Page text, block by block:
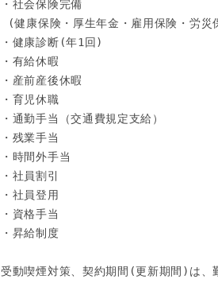
・社会保険完備
(健康保険・厚生年金・雇用保険・労災
・健康診断(年1回)
・有給休暇
・産前産後休暇
・育児休職
・通勤手当（交通費規定支給）
・残業手当
・時間外手当
・社員割引
・社員登用
・資格手当
・昇給制度
受動喫煙対策、契約期間(更新期間)は、